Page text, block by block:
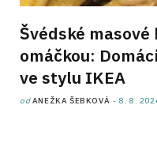
Švédské
omáčkou:
ve stylu IKEA
odANEŽKA ŠEBKOVÁ 8. 8.